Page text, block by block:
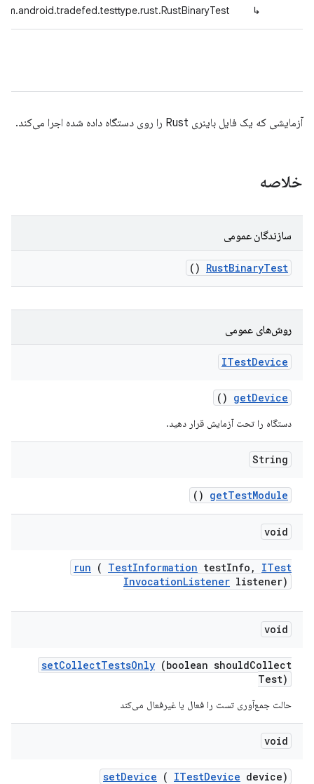
↳
آزمایشی که یک فایل باینری Rust را روی دستگاه داده شده اجرا می‌کند.
خلاصه
سازندگان عمومی
RustBinaryTest
()
روش‌های عمومی
ITestDevice
getDevice
()
دستگاه را تحت آزمایش قرار دهید.
String
getTestModule
()
void
run ( TestInformation testInfo ,
ITest
InvocationListener listener)
void
setCollectTestsOnly (boolean shouldCollect
Test)
حالت جمع‌آوری تست را فعال یا غیرفعال می‌کند
void
setDevice ( ITestDevice device)